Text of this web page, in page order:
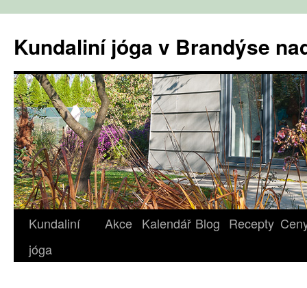
obsahu
webu
Kundaliní jóga v Brandýse
Kundaliní
jóga
Akce Kalendář Blog Recepty